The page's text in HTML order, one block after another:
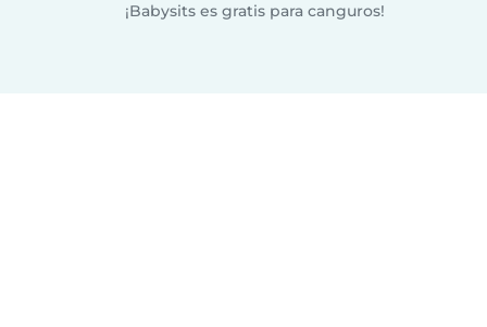
¡Babysits es gratis para canguros!